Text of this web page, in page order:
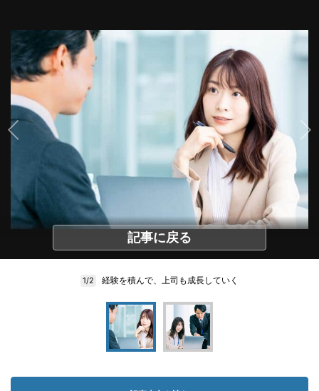
記事に戻る
1/2 経験を積んで、上司も成長していく